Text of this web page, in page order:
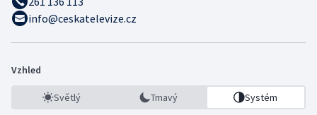
info@ceskatelevize.cz
Vzhled
Světlý Tmavý Systém